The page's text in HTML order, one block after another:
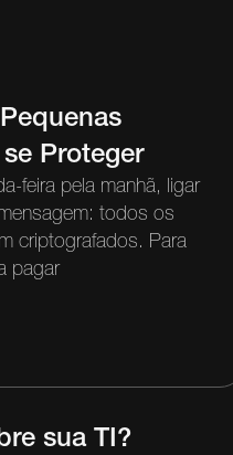
Proteger
feira pela manhã, ligar
todos os
criptografados. Para
pagar
sua TI?